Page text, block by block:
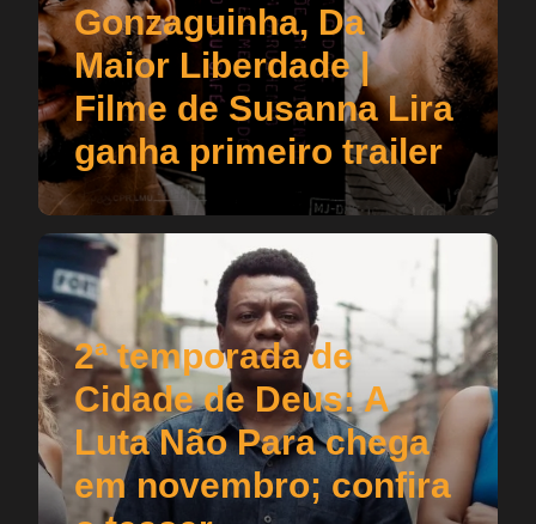
Gonzaguinha, Da
Maior Liberdade |
Filme de Susanna Lira
ganha primeiro trailer
2ª temporada de
Cidade de Deus: A
Luta Não Para chega
em novembro; confira